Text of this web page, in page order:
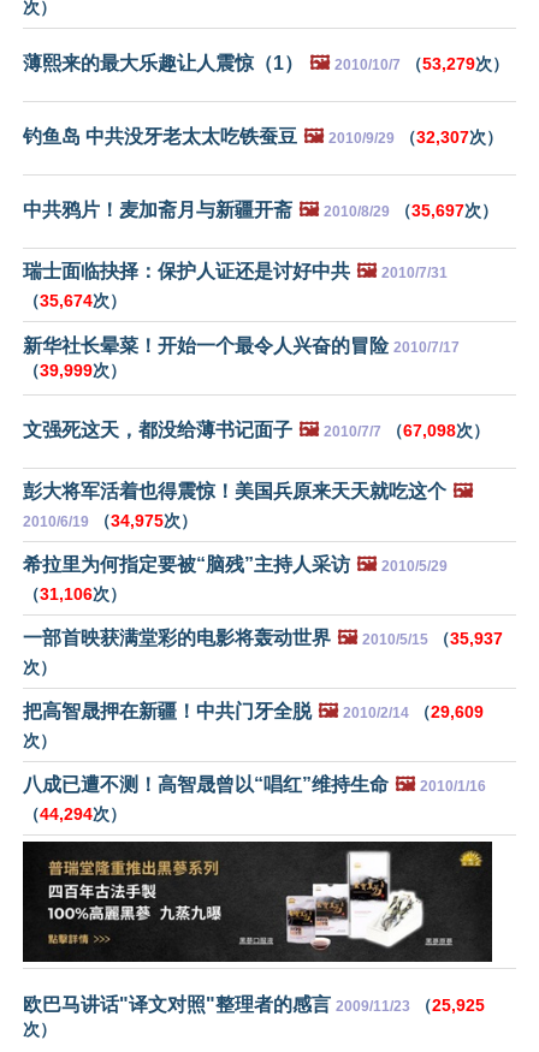
次）
薄熙来的最大乐趣让人震惊（1） 🖼️ 2010/10/7 （53,279次）
钓鱼岛 中共没牙老太太吃铁蚕豆 🖼️ 2010/9/29 （32,307次）
中共鸦片！麦加斋月与新疆开斋 🖼️ 2010/8/29 （35,697次）
瑞士面临抉择：保护人证还是讨好中共 🖼️ 2010/7/31
（35,674次）
新华社长晕菜！开始一个最令人兴奋的冒险 2010/7/17
（39,999次）
文强死这天，都没给薄书记面子 🖼️ 2010/7/7 （67,098次）
彭大将军活着也得震惊！美国兵原来天天就吃这个 🖼️
2010/6/19 （34,975次）
希拉里为何指定要被“脑残”主持人采访 🖼️ 2010/5/29
（31,106次）
一部首映获满堂彩的电影将轰动世界 🖼️ 2010/5/15 （35,937
次）
把高智晟押在新疆！中共门牙全脱 🖼️ 2010/2/14 （29,609
次）
八成已遭不测！高智晟曾以“唱红”维持生命 🖼️ 2010/1/16
（44,294次）
欧巴马讲话"译文对照"整理者的感言 2009/11/23 （25,925
次）